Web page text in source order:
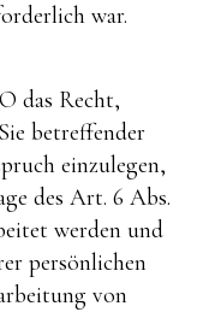
war.
das Recht,
betreffender
einzulegen,
des Art. 6 Abs.
werden und
persönlichen
von